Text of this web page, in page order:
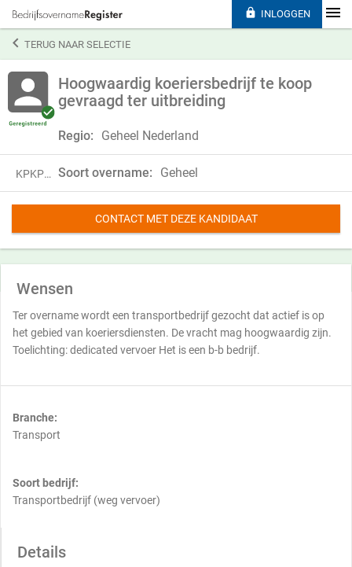
TERUG NAAR SELECTIE
Hoogwaardig koeriersbedrijf te koop
gevraagd ter uitbreiding
Regio: Geheel Nederland
KPKP23VDJ08D Soort overname: Geheel
CONTACT MET DEZE KANDIDAAT
Wensen
Ter overname wordt een transportbedrijf gezocht dat actief is op
het gebied van koeriersdiensten. De vracht mag hoogwaardig zijn.
Toelichting: dedicated vervoer Het is een b-b bedrijf.
Branche:
Transport
Soort bedrijf:
Transportbedrijf (weg vervoer)
Details
 INLOGGEN